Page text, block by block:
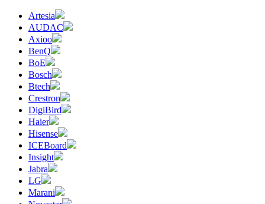
Artesia
AUDAC
Axioo
BenQ
BoE
Bosch
Btech
Crestron
DigiBird
Haier
Hisense
ICEBoard
Insight
Jabra
LG
Marani